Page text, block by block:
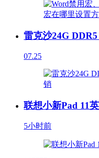
雷克沙24G
07.25
联想小新Pad 11
5小时前